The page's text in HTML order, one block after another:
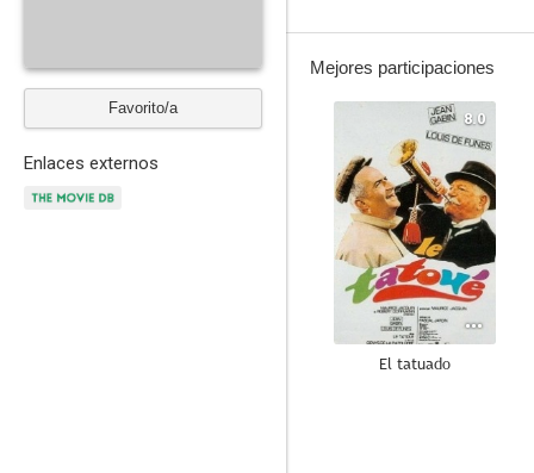
Favorito/a
Enlaces externos
Mejores participaciones
8.0
El tatuado